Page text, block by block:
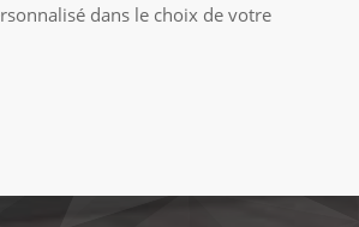
dans le choix de votre